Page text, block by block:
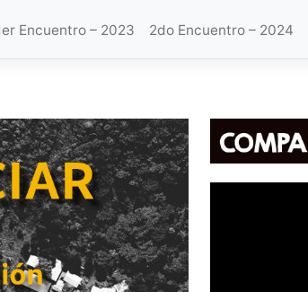
Encuentro – 2023 2do Encuentro – 2024